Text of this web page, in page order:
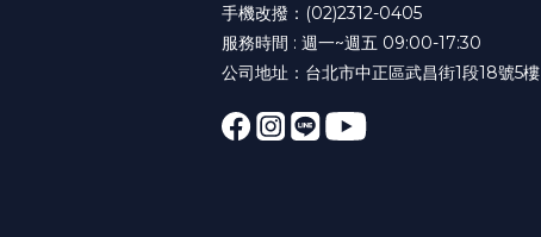
手機改撥：(02)2312-0405
服務時間 : 週一~週五 09:00-17:30
公司地址：台北市中正區武昌街1段18號5樓